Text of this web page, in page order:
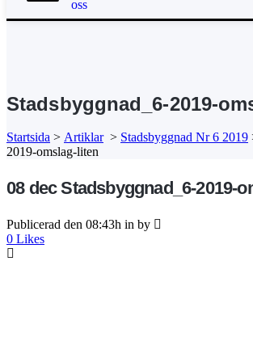
oss
Stadsbyggnad_6-2019-
Startsida > Artiklar > Stadsbyggnad Nr 6 2019
2019-omslag-liten
08 decStadsbyggnad_6-2019-
Publicerad den 08:43h in by
0 Likes